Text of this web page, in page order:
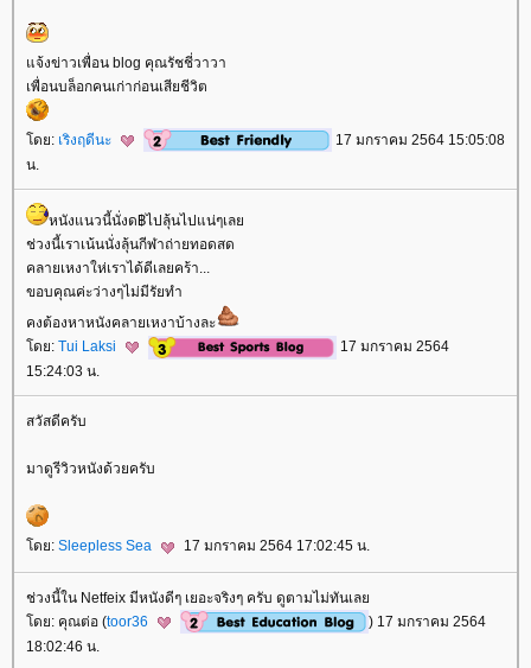
จ้งข่าวเพื่อน blog คุณรัชชี่วาวา
เพื่อนบล็อกคนเก่าก่อนเสียชีวิต
ดย: เริงฤดีนะ
17 มกราคม 2564 15:05:08
น.
หนังแนวนี้นั่งด฿ไปลุ้นไปแน่ๆเล
ช่วงนี้เราเน้นนั่งลุ้นกีฬาถ่ายทอดสด
คลายเหงาให่เราได้ดีเลยคร้า...
ขอบคุณค่ะว่างๆไม่มีรัยทำ
คงต้องหาหนังคลายเหงาบ้างละ
ดย: Tui Laksi
17 มกราคม 2564
15:24:03 น.
สวัสดีครับ
มาดูรีวิวหนังด้วยครับ
ดย: Sleepless Sea 17 มกราคม 2564 17:02:45 น.
ช่วงนี้ใน Netfeix มีหนังดีๆ เยอะจริงๆ ครับ ดูตามไม่ทันเล
ดย: คุณต่อ (toor36
) 17 มกราคม 2564
18:02:46 น.